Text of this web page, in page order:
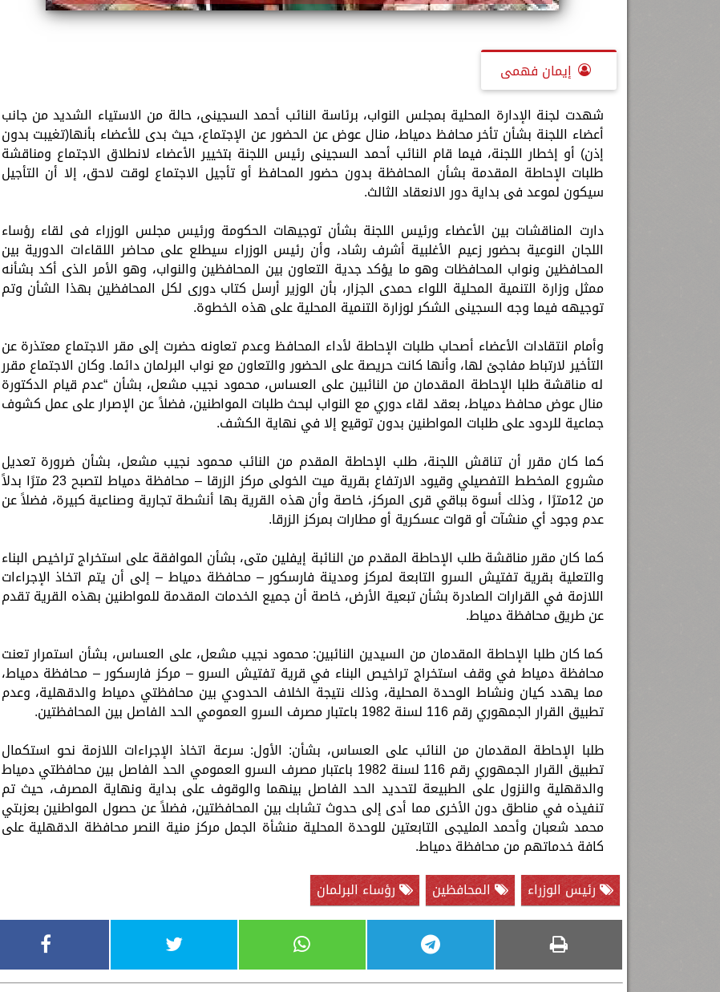
إيمان فهمى
شهدت لجنة الإدارة المحلية بمجلس النواب، برئاسة النائب أحمد السجينى، حالة من الاستياء الشديد من جانب
أعضاء اللجنة بشأن تأخر محافظ دمياط، منال عوض عن الحضور عن الإجتماع، حيث بدى للأعضاء بأنها(تغيبت بدون
إذن) أو إخطار اللجنة، فيما قام النائب أحمد السجينى رئيس اللجنة بتخيير الأعضاء لانطلاق الاجتماع ومناقشة
طلبات الإحاطة المقدمة بشأن المحافظة بدون حضور المحافظ أو تأجيل الاجتماع لوقت لاحق، إلا أن التأجيل
سيكون لموعد فى بداية دور الانعقاد الثالث.
دارت المناقشات بين الأعضاء ورئيس اللجنة بشأن توجيهات الحكومة ورئيس مجلس الوزراء فى لقاء رؤساء
اللجان النوعية بحضور زعيم الأغلبية أشرف رشاد، وأن رئيس الوزراء سيطلع على محاضر اللقاءات الدورية بين
المحافظين ونواب المحافظات وهو ما يؤكد جدية التعاون بين المحافظين والنواب، وهو الأمر الذى أكد بشأنه
ممثل وزارة التنمية المحلية اللواء حمدى الجزار، بأن الوزير أرسل كتاب دورى لكل المحافظين بهذا الشأن وتم
توجيهه فيما وجه السجينى الشكر لوزارة التنمية المحلية على هذه الخطوة.
وأمام انتقادات الأعضاء أصحاب طلبات الإحاطة لأداء المحافظ وعدم تعاونه حضرت إلى مقر الاجتماع معتذرة عن
التأخير لارتباط مفاجئ لها، وأنها كانت حريصة على الحضور والتعاون مع نواب البرلمان دائما. وكان الاجتماع مقرر
له مناقشة طلبا الإحاطة المقدمان من النائبين على العساس، محمود نجيب مشعل، بشأن “عدم قيام الدكتورة
منال عوض محافظ دمياط، بعقد لقاء دوري مع النواب لبحث طلبات المواطنين، فضلاً عن الإصرار على عمل كشوف
جماعية للردود على طلبات المواطنين بدون توقيع إلا في نهاية الكشف.
كما كان مقرر أن تناقش اللجنة، طلب الإحاطة المقدم من النائب محمود نجيب مشعل، بشأن ضرورة تعديل
مشروع المخطط التفصيلي وقيود الارتفاع بقرية ميت الخولى مركز الزرقا – محافظة دمياط لتصبح 23 مترًا بدلاً
من 12مترًا ، وذلك أسوة بباقي قرى المركز، خاصة وأن هذه القرية بها أنشطة تجارية وصناعية كبيرة، فضلاً عن
عدم وجود أي منشآت أو قوات عسكرية أو مطارات بمركز الزرقا.
كما كان مقرر مناقشة طلب الإحاطة المقدم من النائبة إيفلين متى، بشأن الموافقة على استخراج تراخيص البناء
والتعلية بقرية تفتيش السرو التابعة لمركز ومدينة فارسكور – محافظة دمياط – إلى أن يتم اتخاذ الإجراءات
اللازمة في القرارات الصادرة بشأن تبعية الأرض، خاصة أن جميع الخدمات المقدمة للمواطنين بهذه القرية تقدم
عن طريق محافظة دمياط.
كما كان طلبا الإحاطة المقدمان من السيدين النائبين: محمود نجيب مشعل، على العساس، بشأن استمرار تعنت
محافظة دمياط في وقف استخراج تراخيص البناء في قرية تفتيش السرو – مركز فارسكور – محافظة دمياط،
مما يهدد كيان ونشاط الوحدة المحلية، وذلك نتيجة الخلاف الحدودي بين محافظتي دمياط والدقهلية، وعدم
تطبيق القرار الجمهوري رقم 116 لسنة 1982 باعتبار مصرف السرو العمومي الحد الفاصل بين المحافظتين.
طلبا الإحاطة المقدمان من النائب على العساس، بشأن: الأول: سرعة اتخاذ الإجراءات اللازمة نحو استكمال
تطبيق القرار الجمهوري رقم 116 لسنة 1982 باعتبار مصرف السرو العمومي الحد الفاصل بين محافظتي دمياط
والدقهلية والنزول على الطبيعة لتحديد الحد الفاصل بينهما والوقوف على بداية ونهاية المصرف، حيث تم
تنفيذه في مناطق دون الأخرى مما أدى إلى حدوث تشابك بين المحافظتين، فضلاً عن حصول المواطنين بعزبتي
محمد شعبان وأحمد المليجى التابعتين للوحدة المحلية منشأة الجمل مركز منية النصر محافظة الدقهلية على
كافة خدماتهم من محافظة دمياط.
رئيس الوزراء
المحافظين رؤساء البرلمان